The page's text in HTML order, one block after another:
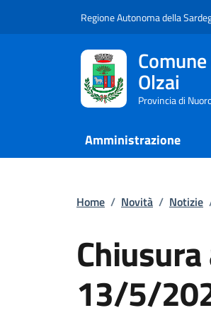
Regione Autonoma della
Olzai
Provincia di
Amministrazione
Home / Novità / Notizie
13/5/